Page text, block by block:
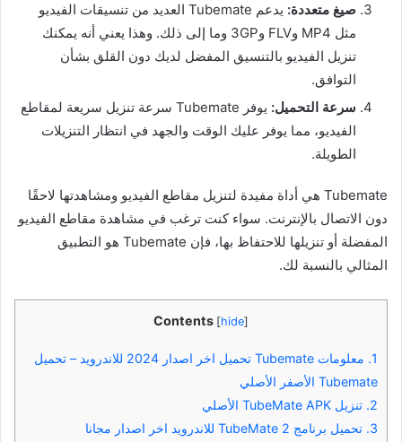
صيغ متعددة:
يدعم Tubemate العديد من تنسيقات الفيديو
مثل MP4 وFLV و3GP وما إلى ذلك. وهذا يعني أنه يمكنك
تنزيل الفيديو بالتنسيق المفضل لديك دون القلق بشأن
التوافق.
سرعة التحميل:
يوفر Tubemate سرعة تنزيل سريعة لمقاطع
الفيديو، مما يوفر عليك الوقت والجهد في انتظار التنزيلات
الطويلة.
Tubemate هي أداة مفيدة لتنزيل مقاطع الفيديو ومشاهدتها لاحقًا
دون الاتصال بالإنترنت. سواء كنت ترغب في مشاهدة مقاطع الفيديو
المفضلة أو تنزيلها للاحتفاظ بها، فإن Tubemate هو التطبيق
المثالي بالنسبة لك.
Contents [hide]
1.
معلومات Tubemate تحميل اخر اصدار 2024 للاندرويد – تحميل
Tubemate الأصفر الأصلي
2. تنزيل TubeMate APK الأصلي
3. تحميل برنامج TubeMate 2 للاندرويد اخر اصدار مجانا